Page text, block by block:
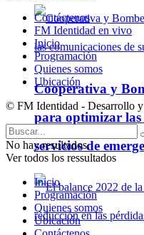
Cooperativa y
para optimizar las
servicios de
Contáctenos
FM Identidad en vivo
Inicio
Programación
Quienes somos
Ubicación
© FM Identidad - Desarrollo y
No hay resultados.
Ver todos los ressultados
Inicio
Programación
Quienes somos
Ubicación